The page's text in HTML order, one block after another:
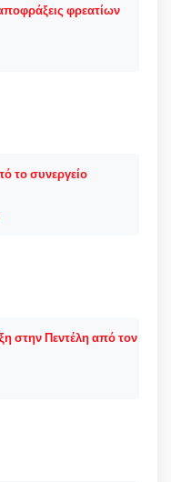
φρεατίων
το συνεργείο
στην Πεντέλη από τον